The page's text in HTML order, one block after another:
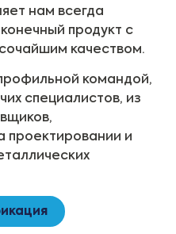
нам всегда
продукт с
качеством.
командой,
специалистов, из
проектировании и